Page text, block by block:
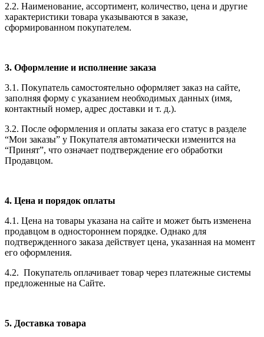
2.2. Наименование, ассортимент, количество, цена и другие
характеристики товара указываются в заказе,
сформированном покупателем.
3. Оформление и исполнение заказа
3.1. Покупатель самостоятельно оформляет заказ на сайте,
заполняя форму с указанием необходимых данных (имя,
контактный номер, адрес доставки и т. д.).
3.2. После оформления и оплаты заказа его статус в разделе
“Мои заказы” у Покупателя автоматически изменится на
“Принят”, что означает подтверждение его обработки
Продавцом.
4. Цена и порядок оплаты
4.1. Цена на товары указана на сайте и может быть изменена
продавцом в одностороннем порядке. Однако для
подтвержденного заказа действует цена, указанная на момент
его оформления.
4.2. Покупатель оплачивает товар через платежные системы
предложенные на Сайте.
5. Доставка товара